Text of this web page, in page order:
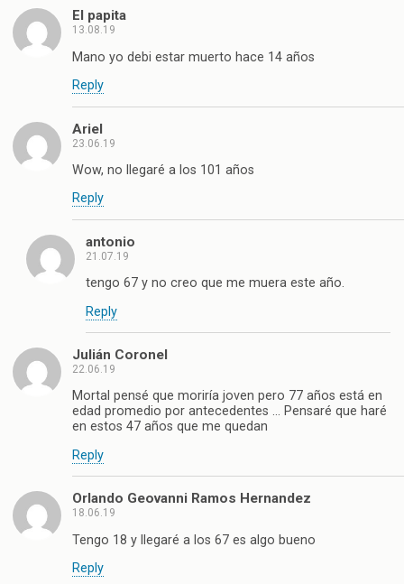
El papita
13.08.19
Mano yo debi estar muerto hace 14 años
Reply
Ariel
23.06.19
Wow, no llegaré a los 101 años
Reply
antonio
21.07.19
tengo 67 y no creo que me muera este año.
Reply
Julián Coronel
22.06.19
Mortal pensé que moriría joven pero 77 años está en
edad promedio por antecedentes … Pensaré que haré
en estos 47 años que me quedan
Reply
Orlando Geovanni Ramos Hernandez
18.06.19
Tengo 18 y llegaré a los 67 es algo bueno
Reply